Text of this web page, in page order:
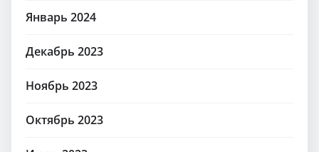
Январь 2024
Декабрь 2023
Ноябрь 2023
Октябрь 2023